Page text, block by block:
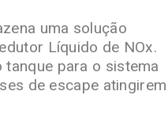
uma solução
Líquido de NOx.
para o sistema
de escape atingirem